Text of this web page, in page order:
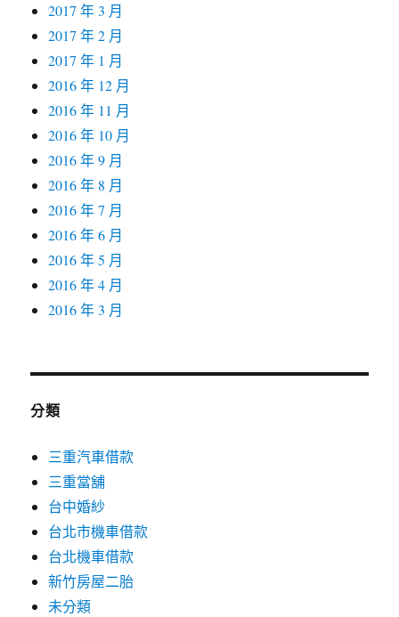
2017 年 3 月
2017 年 2 月
2017 年 1 月
2016 年 12 月
2016 年 11 月
2016 年 10 月
2016 年 9 月
2016 年 8 月
2016 年 7 月
2016 年 6 月
2016 年 5 月
2016 年 4 月
2016 年 3 月
分類
三重汽車借款
三重當舖
台中婚紗
台北市機車借款
台北機車借款
新竹房屋二胎
未分類